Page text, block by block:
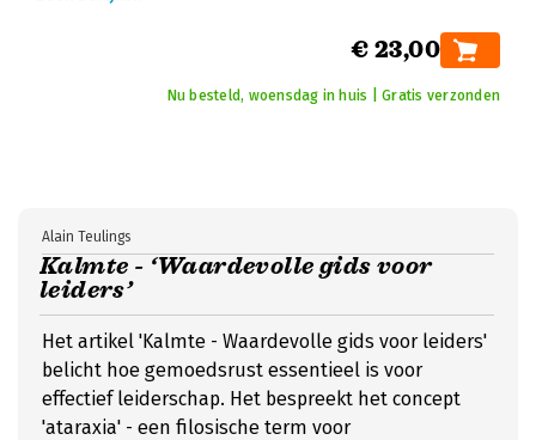
€ 23,00
Nu besteld, woensdag in huis | Gratis verzonden
Kalmte - ‘Waardevolle gids voor
leiders’
Alain Teulings
Het artikel 'Kalmte - Waardevolle gids voor leiders'
belicht hoe gemoedsrust essentieel is voor
effectief leiderschap. Het bespreekt het concept
'ataraxia' - een filosische term voor